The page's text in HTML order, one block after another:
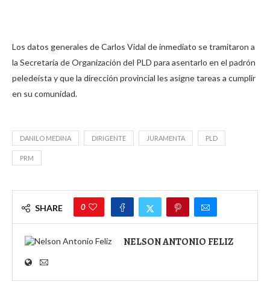
Los datos generales de Carlos Vidal de inmediato se tramitaron a
la Secretaría de Organización del PLD para asentarlo en el padrón
peledeísta y que la dirección provincial les asigne tareas a cumplir
en su comunidad.
DANILO MEDINA DIRIGENTE JURAMENTA PLD
PRM
SHARE 0
NELSON ANTONIO FELIZ